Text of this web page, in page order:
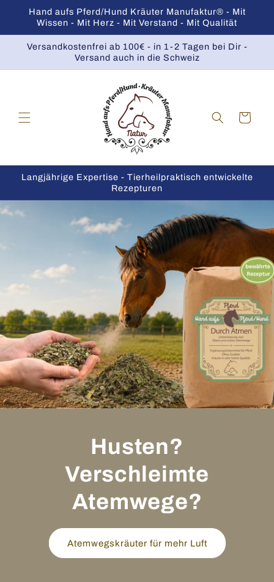
zum
Inhalt
Hand aufs Pferd/Hund Kräuter Manufaktur® - Mit
Wissen - Mit Herz - Mit Verstand - Mit Qualität
Versandkostenfrei ab 100€ - in 1-2 Tagen bei Dir -
Versand auch in die Schweiz
Warenkorb
Langjährige Expertise - Tierheilpraktisch entwickelte
Rezepturen
Husten?
Verschleimte
Atemwege?
Atemwegskräuter für mehr Luft